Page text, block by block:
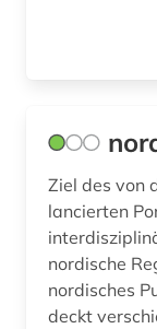
Ziel des von
lancierten
nordische
nordisches
deckt